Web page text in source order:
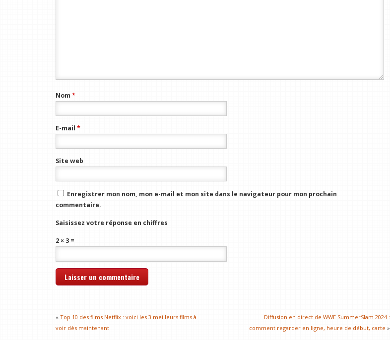
Nom*
E-mail *
Site web
Enregistrer mon nom, mon e-mail et mon site dans le navigateur pour mon prochain
commentaire.
Saisissez votre réponse en chiffres
2 × 3 =
« Top 10 des films Netflix : voici les 3 meilleurs films à
voir dès maintenant
Diffusion en direct de WWE SummerSlam 2024 :
comment regarder en ligne, heure de début, carte »